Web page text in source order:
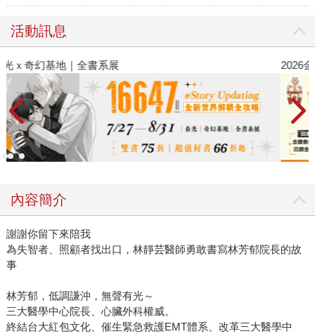
活動訊息
2026金石堂暑假漫博〈你好，我吃一點〉第二波
內容簡介
謝謝你留下來陪我
為失智者、照顧者找出口，林靜芸醫師勇敢書寫林芳郁院長的故
事
林芳郁，低調謙沖，無聲有光～
三大醫學中心院長、心臟外科權威。
終結台大紅包文化、催生緊急救護EMT體系、改革三大醫學中